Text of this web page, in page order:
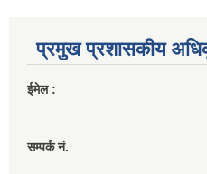
प्रमुख प्रशासकीय
ईमेल :
सम्पर्क नं.